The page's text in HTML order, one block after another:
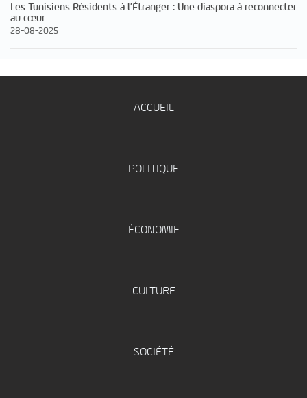
Les Tunisiens Résidents à l’Étranger : Une diaspora à reconnecter
au cœur
28-08-2025
ACCUEIL
POLITIQUE
ÉCONOMIE
CULTURE
SOCIÉTÉ